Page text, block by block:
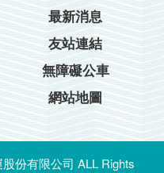
最新消息
友站連結
無障礙公車
網站地圖
份有限公司 ALL Rights